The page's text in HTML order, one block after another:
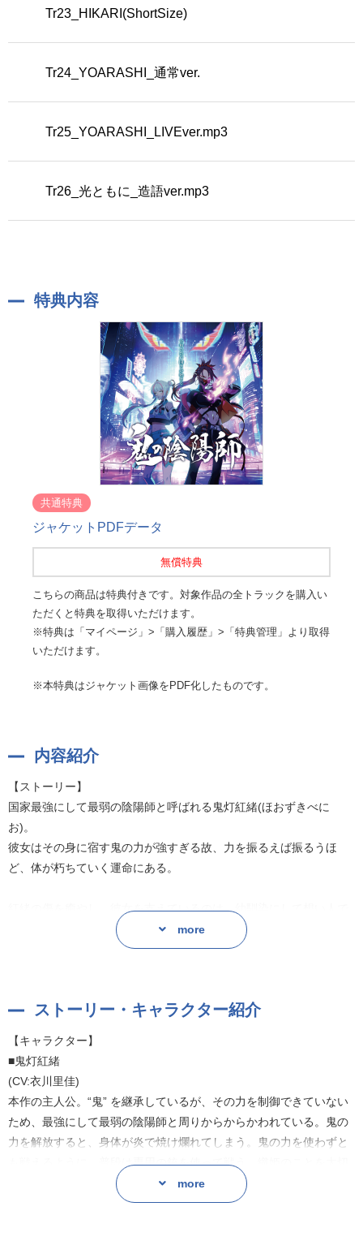
Tr23_HIKARI(ShortSize)
Tr24_YOARASHI_通常ver.
Tr25_YOARASHI_LIVEver.mp3
Tr26_光ともに_造語ver.mp3
特典内容
共通特典
ジャケットPDFデータ
無償特典
こちらの商品は特典付きです。対象作品の全トラックを購入い
ただくと特典を取得いただけます。
※特典は「マイページ」>「購入履歴」>「特典管理」より取得
いただけます。
※本特典はジャケット画像をPDF化したものです。
内容紹介
【ストーリー】
国家最強にして最弱の陰陽師と呼ばれる鬼灯紅緒(ほおずきべに
お)。
彼女はその身に宿す鬼の力が強すぎる故、力を振るえば振るうほ
ど、体が朽ちていく運命にある。
紅緒の傷を癒やし、彼女を支えているのは、幼馴染にして想い人で
ある星川織姫(ほしかわおりひめ)だ。
奪おうとしている紅緒を恨んでいた。
三人の関係が拗れていく中、ヤマトの国から太陽が消え、昼の時間
が失われるという事件が起きる。
紅緒を陥れる絶好の機会を得た桜雅は、太陽消失事件の犯人とし
て、皆の前で鬼を宿す紅緒に疑いをかける。
more
ストーリー・キャラクター紹介
【キャラクター】
■鬼灯紅緒
(CV:衣川里佳)
本作の主人公。“鬼” を継承しているが、その力を制御できていない
ため、最強にして最弱の陰陽師と周りからからかわれている。鬼の
力を解放すると、身体が炎で焼け爛れてしまう。鬼の力を使わずと
も戦えるように、普段は専用の銃を使って戦う。織姫のことを大切
に想っているが、それ故に戦いの場に連れて行きたくない。
more